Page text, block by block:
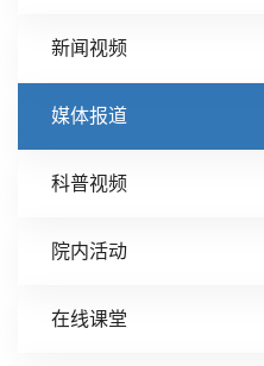
新闻视频
媒体报道
科普视频
院内活动
在线课堂